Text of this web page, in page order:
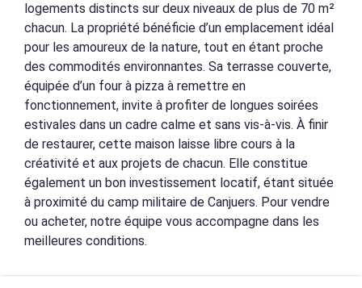
logements distincts sur deux niveaux de plus de 70 m²
chacun. La propriété bénéficie d’un emplacement idéal
pour les amoureux de la nature, tout en étant proche
des commodités environnantes. Sa terrasse couverte,
équipée d’un four à pizza à remettre en
fonctionnement, invite à profiter de longues soirées
estivales dans un cadre calme et sans vis-à-vis. À finir
de restaurer, cette maison laisse libre cours à la
créativité et aux projets de chacun. Elle constitue
également un bon investissement locatif, étant située
à proximité du camp militaire de Canjuers. Pour vendre
ou acheter, notre équipe vous accompagne dans les
meilleures conditions.